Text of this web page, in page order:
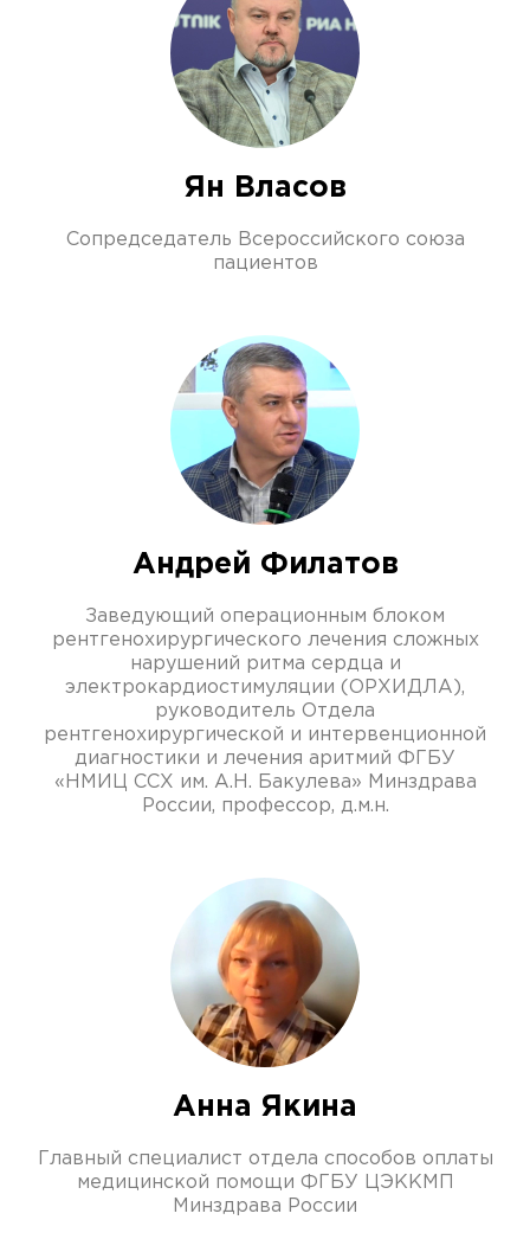
Ян Власов
Сопредседатель Всероссийского союза
пациентов
Андрей Филатов
Заведующий операционным блоком
рентгенохирургического лечения сложных
нарушений ритма сердца и
электрокардиостимуляции (ОРХИДЛА),
руководитель Отдела
рентгенохирургической и интервенционной
диагностики и лечения аритмий ФГБУ
«НМИЦ ССХ им. А.Н. Бакулева» Минздрава
России, профессор, д.м.н.
Анна Якина
Главный специалист отдела способов оплаты
медицинской помощи ФГБУ ЦЭККМП
Минздрава России